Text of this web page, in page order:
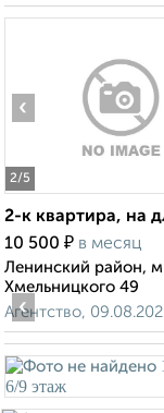
2/5
‹
2-к квартира, на
10 500 ₽ в месяц
Ленинский район,
Хмельницкого 49
Агентство,
‹